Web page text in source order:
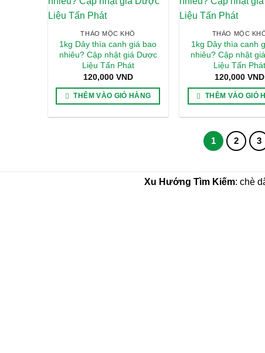
THẢO MỘC KHÔ
1kg Dây thìa canh giá bao
nhiêu? Cập nhật giá Dược
Liệu Tấn Phát
120,000 VND
THÊM VÀO GIỎ HÀNG
THẢO MỘC
1kg Dây thìa canh
nhiêu? Cập nhật
Liệu Tấn Phát
120,000VND
THÊM VÀO GIỎ
1 2 3
Xu Hướng Tìm Kiếm: chè